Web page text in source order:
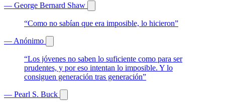
— George Bernard Shaw
“Como no sabían que era imposible, lo hicieron”
— Anónimo
“Los jóvenes no saben lo suficiente como para ser
prudentes, y por eso intentan lo imposible. Y lo
consiguen generación tras generación”
— Pearl S. Buck